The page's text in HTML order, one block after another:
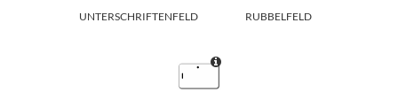
UNTERSCHRIFTENFELD RUBBELFELD